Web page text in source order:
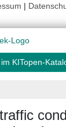
|
KITopen-